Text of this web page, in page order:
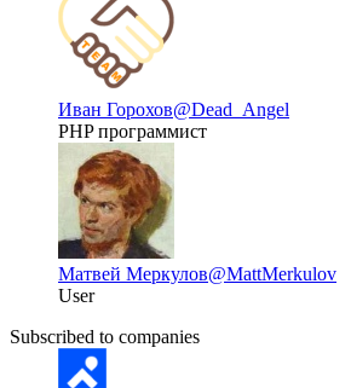
Иван Горохов@Dead_Angel
PHP программист
Матвей Меркулов@MattMerkulov
User
Subscribed to companies